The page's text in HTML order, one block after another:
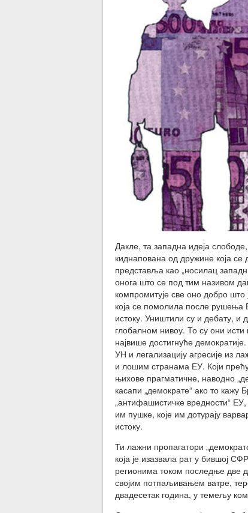
Дакле, та западна идеја
киднапована од дружине која
представља као „носилац
онога што се под тим називом
компромитује све оно добро
која се помолила после рушења
истоку. Уништили су и дебату, и
глобалном нивоу. То су они исти
највише достигнуће
УН и легализацију агресије из
и лошим странама ЕУ. Који
њихове прагматичне, наводно
касапи „демократе“ ако то кажу
„антифашистичке вредности“ ЕУ,
им пушке, које им дотурају
истоку.
Ти лажни пропагатори
која је изазвала рат у бившој
регионима током последње две
својим потпаљивањем ватре,
двадесетак година, у темељу